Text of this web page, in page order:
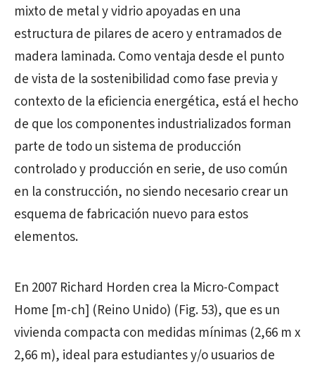
mixto de metal y vidrio apoyadas en una
estructura de pilares de acero y entramados de
madera laminada. Como ventaja desde el punto
de vista de la sostenibilidad como fase previa y
contexto de la eficiencia energética, está el hecho
de que los componentes industrializados forman
parte de todo un sistema de producción
controlado y producción en serie, de uso común
en la construcción, no siendo necesario crear un
esquema de fabricación nuevo para estos
elementos.
En 2007 Richard Horden crea la Micro-Compact
Home [m-ch] (Reino Unido) (Fig. 53), que es un
vivienda compacta con medidas mínimas (2,66 m x
2,66 m), ideal para estudiantes y/o usuarios de